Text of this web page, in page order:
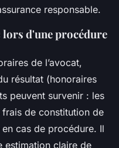
responsable.
lors d'une procédure
de l’avocat,
résultat (honoraires
peuvent survenir : les
frais de constitution de
cas de procédure. Il
estimation claire de